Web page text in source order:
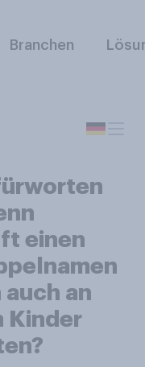
Branchen
einen
an
Kinder